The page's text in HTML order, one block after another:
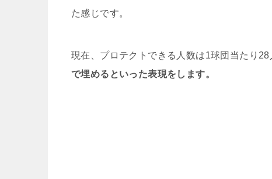
た感じです。
現在、プロテクトできる人数は1球団当たり
で埋めるといった表現をします。